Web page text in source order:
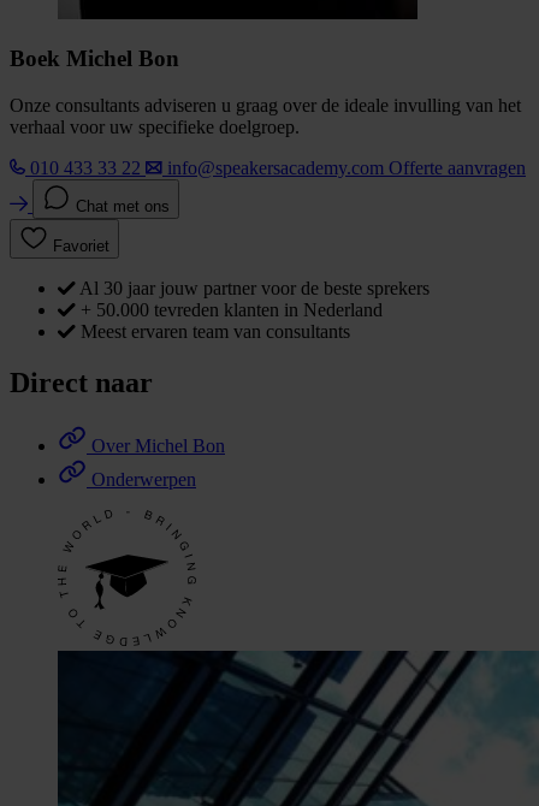
Boek Michel Bon
Onze consultants adviseren u graag over de ideale invulling van het
verhaal voor uw specifieke doelgroep.
010 433 33 22
info@speakersacademy.com Offerte aanvragen
Chat met ons
Favoriet
Al 30 jaar jouw partner voor de beste sprekers
+ 50.000 tevreden klanten in Nederland
Meest ervaren team van consultants
Direct naar
Over Michel Bon
Onderwerpen